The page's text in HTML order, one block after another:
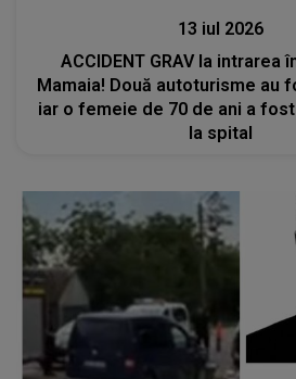
13 iul 2026
ACCIDENT GRAV la intrarea
Mamaia! Două autoturisme au
iar o femeie de 70 de ani a
la spital